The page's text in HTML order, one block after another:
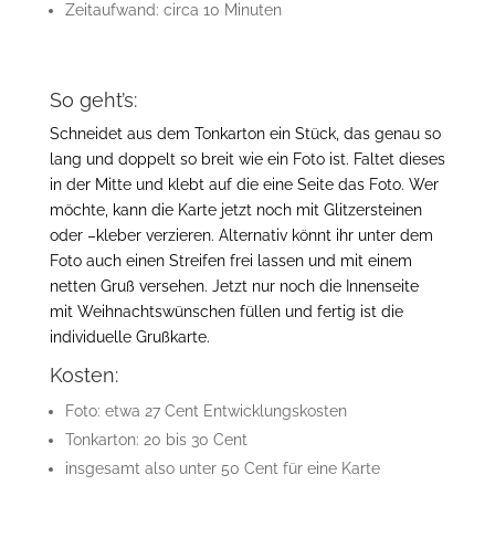
Zeitaufwand: circa 10 Minuten
So geht’s:
Schneidet aus dem Tonkarton ein Stück, das genau so
lang und doppelt so breit wie ein Foto ist. Faltet dieses
in der Mitte und klebt auf die eine Seite das Foto. Wer
möchte, kann die Karte jetzt noch mit Glitzersteinen
oder –kleber verzieren. Alternativ könnt ihr unter dem
Foto auch einen Streifen frei lassen und mit einem
netten Gruß versehen. Jetzt nur noch die Innenseite
mit Weihnachtswünschen füllen und fertig ist die
individuelle Grußkarte.
Kosten:
Foto: etwa 27 Cent Entwicklungskosten
Tonkarton: 20 bis 30 Cent
insgesamt also unter 50 Cent für eine Karte